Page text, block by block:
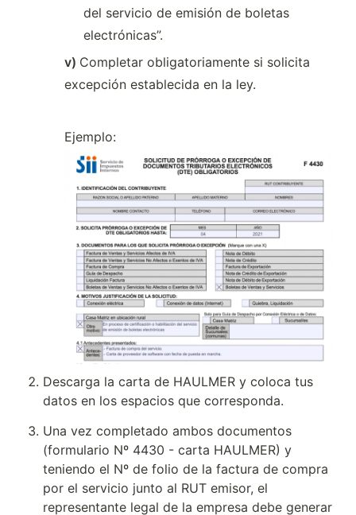
del servicio de emisión de boletas
electrónicas”.
v) Completar obligatoriamente si solicita
excepción establecida en la ley.
Ejemplo:
Descarga la carta de HAULMER y coloca tus
datos en los espacios que corresponda.
Una vez completado ambos documentos
(formulario Nº 4430 - carta HAULMER) y
teniendo el Nº de folio de la factura de compra
por el servicio junto al RUT emisor, el
representante legal de la empresa debe generar